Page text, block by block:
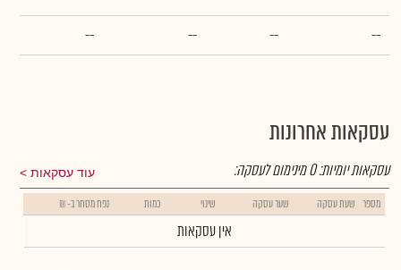
--
--
--
--
עסקאות אחרונות
עוד עסקאות עסקאות יומיות:0מינימום לעסקה:
מספר שעת עסקה שער עסקה שינוי כמות נפח מסחר ב- ₪
אין עסקאות